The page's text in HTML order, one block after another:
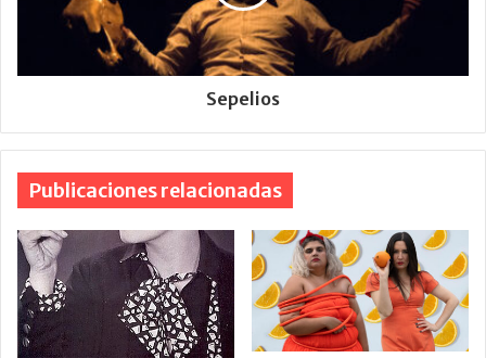
Sepelios
Publicaciones relacionadas